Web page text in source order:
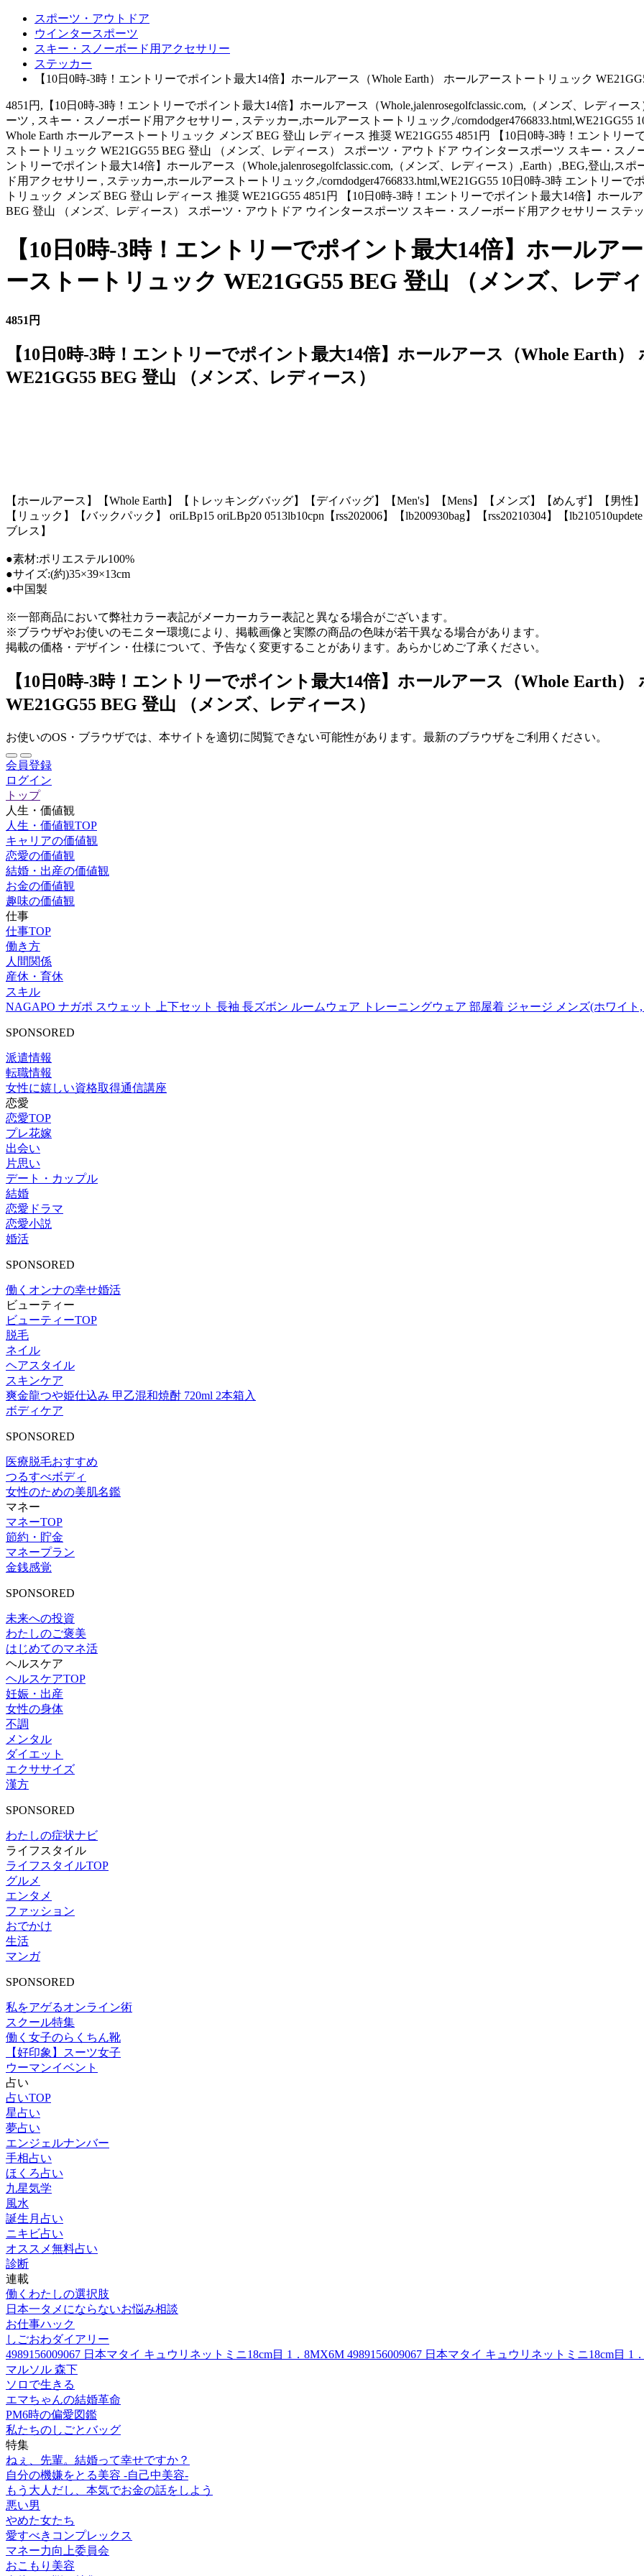
スポーツ・アウトドア
ウインタースポーツ
スキー・スノーボード用アクセサリー
ステッカー
【10日0時-3時！エントリーでポイント最大14倍】ホールアース（Whole Earth） ホールアーストートリュック
4851円,【10日0時-3時！エントリーでポイント最大14倍】ホールアース（Whole,jalenrosegolfclassic.com,（メンズ、レディー
ーツ , スキー・スノーボード用アクセサリー , ステッカー,ホールアーストートリュック,/
Whole Earth ホールアーストートリュック メンズ BEG 登山 レディース 推奨 WE21GG55 4851円 【10日0時-3時！エントリ
ストートリュック WE21GG55 BEG 登山 （メンズ、レディース） スポーツ・アウトドア ウインタースポーツ スキー・ス
ントリーでポイント最大14倍】ホールアース（Whole,jalenrosegolfclassic.com,（メンズ、レディース）,Earth）,BEG,登山,ス
ド用アクセサリー , ステッカー,ホールアーストートリュック,/corndodger4766833.html,WE21GG55 10日0時-3時 エントリー
トリュック メンズ BEG 登山 レディース 推奨 WE21GG55 4851円 【10日0時-3時！エントリーでポイント最大14倍】ホール
BEG 登山 （メンズ、レディース） スポーツ・アウトドア ウインタースポーツ スキー・スノーボード用アクセサリー ステ
【10日0時-3時！エントリーでポイント最大14倍】ホールア
ーストートリュック WE21GG55 BEG 登山 （メンズ、レデ
4851円
【10日0時-3時！エントリーでポイント最大14倍】ホールアース（Whole Earth
WE21GG55 BEG 登山 （メンズ、レディース）
【ホールアース】【Whole Earth】【トレッキングバッグ】【デイバッグ】【Men's】【Mens】【メンズ】【めんず】【男
【リュック】【バックパック】 oriLBp15 oriLBp20 0513lb10cpn【rss202006】【lb200930bag】【rss20210304】【
ブレス】
●素材:ポリエステル100%
●サイズ:(約)35×39×13cm
●中国製
※一部商品において弊社カラー表記がメーカーカラー表記と異なる場合がございます。
※ブラウザやお使いのモニター環境により、掲載画像と実際の商品の色味が若干異なる場合があります。
掲載の価格・デザイン・仕様について、予告なく変更することがあります。あらかじめご了承ください。
【10日0時-3時！エントリーでポイント最大14倍】ホールアース（Whole Earth
WE21GG55 BEG 登山 （メンズ、レディース）
お使いのOS・ブラウザでは、本サイトを適切に閲覧できない可能性があります。最新のブラウザをご利用ください。
会員登録
ログイン
トップ
人生・価値観
人生・価値観TOP
キャリアの価値観
恋愛の価値観
結婚・出産の価値観
お金の価値観
趣味の価値観
仕事
仕事TOP
働き方
人間関係
産休・育休
スキル
NAGAPO ナガポ スウェット 上下セット 長袖 長ズボン ルームウェア トレーニングウェア 部屋着 ジャージ メンズ(ホワイト,
SPONSORED
派遣情報
転職情報
女性に嬉しい資格取得通信講座
恋愛
恋愛TOP
プレ花嫁
出会い
片思い
デート・カップル
結婚
恋愛ドラマ
恋愛小説
婚活
SPONSORED
働くオンナの幸せ婚活
ビューティー
ビューティーTOP
脱毛
ネイル
ヘアスタイル
スキンケア
爽金龍つや姫仕込み 甲乙混和焼酎 720ml 2本箱入
ボディケア
SPONSORED
医療脱毛おすすめ
つるすべボディ
女性のための美肌名鑑
マネー
マネーTOP
節約・貯金
マネープラン
金銭感覚
SPONSORED
未来への投資
わたしのご褒美
はじめてのマネ活
ヘルスケア
ヘルスケアTOP
妊娠・出産
女性の身体
不調
メンタル
ダイエット
エクササイズ
漢方
SPONSORED
わたしの症状ナビ
ライフスタイル
ライフスタイルTOP
グルメ
エンタメ
ファッション
おでかけ
生活
マンガ
SPONSORED
私をアゲるオンライン術
スクール特集
働く女子のらくちん靴
【好印象】スーツ女子
ウーマンイベント
占い
占いTOP
星占い
夢占い
エンジェルナンバー
手相占い
ほくろ占い
九星気学
風水
誕生月占い
ニキビ占い
オススメ無料占い
診断
連載
働くわたしの選択肢
日本一タメにならないお悩み相談
お仕事ハック
しごおわダイアリー
4989156009067 日本マタイ キュウリネットミニ18cm目 1．8MX6M 4989156009067 日本マタイ キュウリネットミニ18cm目
マルソル 森下
ソロで生きる
エマちゃんの結婚革命
PM6時の偏愛図鑑
私たちのしごとバッグ
特集
ねぇ、先輩。結婚って幸せですか？
自分の機嫌をとる美容 -自己中美容-
もう大人だし、本気でお金の話をしよう
悪い男
やめた女たち
愛すべきコンプレックス
マネー力向上委員会
おこもり美容